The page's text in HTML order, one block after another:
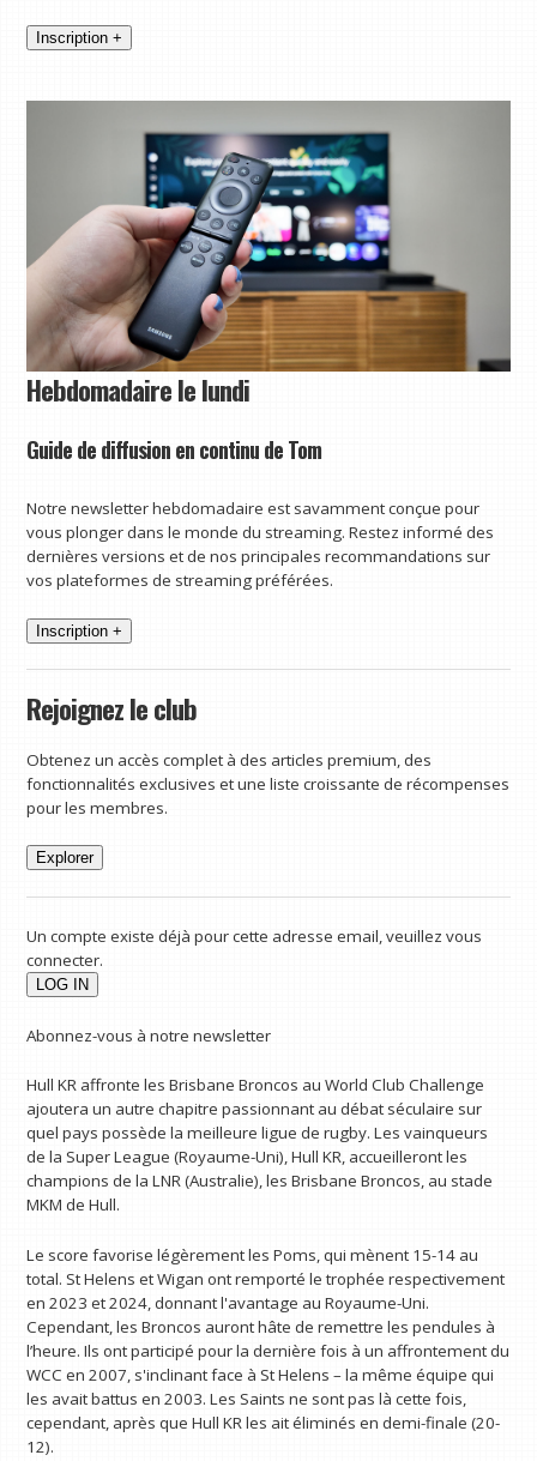
Inscription +
Hebdomadaire le lundi
Guide de diffusion en continu de Tom
Notre newsletter hebdomadaire est savamment conçue pour
vous plonger dans le monde du streaming. Restez informé des
dernières versions et de nos principales recommandations sur
vos plateformes de streaming préférées.
Inscription +
Rejoignez le club
Obtenez un accès complet à des articles premium, des
fonctionnalités exclusives et une liste croissante de récompenses
pour les membres.
Explorer
Un compte existe déjà pour cette adresse email, veuillez vous
connecter.
Abonnez-vous à notre newsletter
Hull KR affronte les Brisbane Broncos au World Club Challenge
ajoutera un autre chapitre passionnant au débat séculaire sur
quel pays possède la meilleure ligue de rugby. Les vainqueurs
de la Super League (Royaume-Uni), Hull KR, accueilleront les
champions de la LNR (Australie), les Brisbane Broncos, au stade
MKM de Hull.
Le score favorise légèrement les Poms, qui mènent 15-14 au
total. St Helens et Wigan ont remporté le trophée respectivement
en 2023 et 2024, donnant l'avantage au Royaume-Uni.
Cependant, les Broncos auront hâte de remettre les pendules à
l’heure. Ils ont participé pour la dernière fois à un affrontement du
WCC en 2007, s'inclinant face à St Helens – la même équipe qui
les avait battus en 2003. Les Saints ne sont pas là cette fois,
cependant, après que Hull KR les ait éliminés en demi-finale (20-
12).